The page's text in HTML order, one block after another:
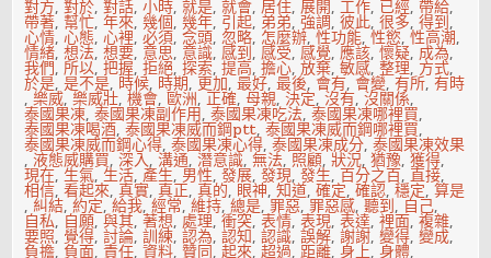
對方,對於,對話,小時,就是,就會,居住,展開,工作, 已經,帶給,
帶著,幫忙,年來,幾個,幾年, 引起, 弟弟,強調,彼此,很多,得到,
心情,心態,心裡,必須,念頭,忽略, 怎麼辦,性功能,性慾,性高潮,
情緒,想法,想要, 意思, 意識,感到,感受,感覺,應該,懷疑, 成為,
我們,所以,把握,拒絕,探索,提高,擔心,放棄,敏感,整理, 方式,
於是,是不是, 時候, 時期, 更加,最好,最後, 會有, 會變,有所,有時
,樂威,樂威壯,機會,歐洲,正確,母親,決定,沒有,沒關係,
泰國果凍,泰國果凍副作用,泰國果凍吃法,泰國果凍哪裡買,
泰國果凍喝酒,泰國果凍威而鋼ptt,泰國果凍威而鋼哪裡買,
泰國果凍威而鋼心得,泰國果凍心得,泰國果凍成分,泰國果凍效果
,液態威購買,深入,溝通,潛意識,無法, 照顧,狀況,猶豫,獲得,
現在,生氣,生活,產生, 男性,發展,發現,發生, 百分之百,直接,
相信,看起來,真實,真正,真的, 眼神,知道,確定,確認,穩定,算是
, 糾結,約定,給我,經常,維持,總是,罪惡,罪惡感,聽到, 自己,
自私, 自願,與其,著想,處理,衝突,表情,表現,表達,裡面,複雜,
要照, 覺得,討論,訓練,認為,認知,認識,誤解,謝謝,變得,變成,
負擔, 負面,責任,資料,贊同,起來,超過,距離,身上,身體,